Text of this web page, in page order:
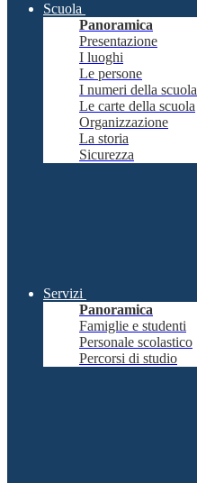
Scuola
Panoramica
Presentazione
I luoghi
Le persone
I numeri della scuola
Le carte della scuola
Organizzazione
La storia
Sicurezza
Servizi
Panoramica
Famiglie e studenti
Personale scolastico
Percorsi di studio